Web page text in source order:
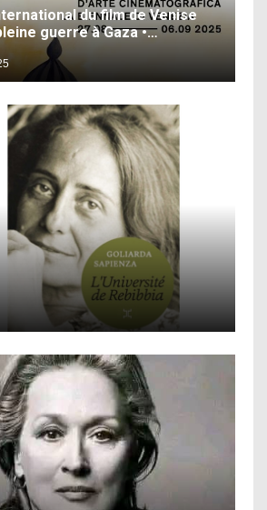
du film de Venise
guerre à Gaza •…